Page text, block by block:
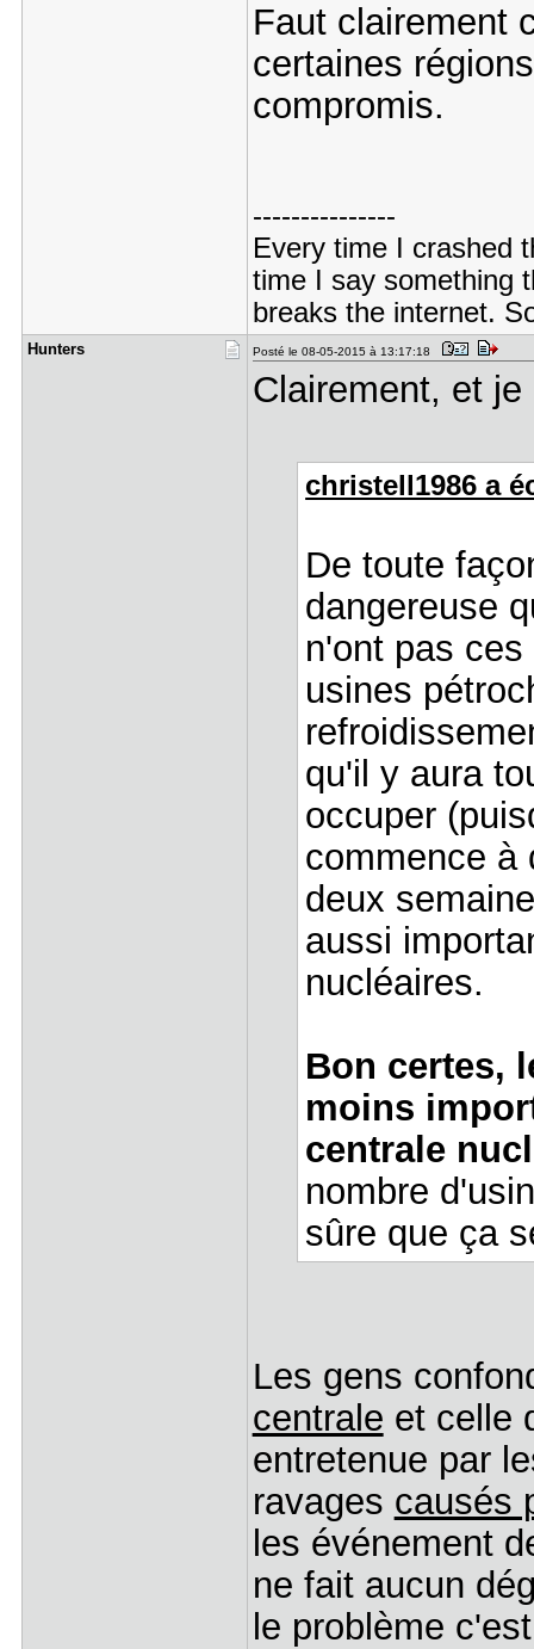
Faut clairement
certaines
compromis.
---------------
Every time I crashed
time I say something
breaks the internet.
Hunters Posté le 08-05-2015 à 13:17:18
Clairement, et
christell1986 a
De toute
dangereuse
n'ont pas
usines
qu'il y aura
occuper
commence à
deux
aussi
nucléaires.
Bon certes,
moins
centrale
nombre
sûre que ça
Les gens
centrale et celle
entretenue par
ravages causés
les événement
ne fait aucun
le problème